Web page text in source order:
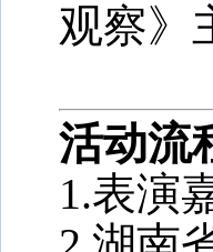
观察》
活动流
1.表演